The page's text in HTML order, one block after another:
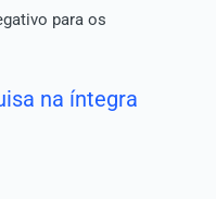
para os
na íntegra